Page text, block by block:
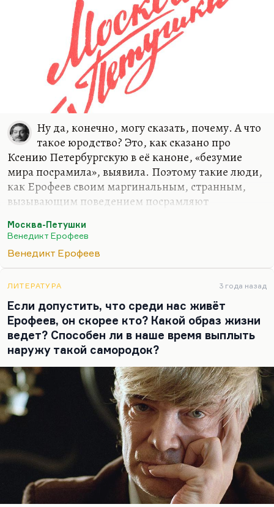
Ну да, конечно, могу сказать, почему. А что
такое юродство? Это, как сказано про
Ксению Петербургскую в её каноне, «безумие
мира посрамила», выявила. Поэтому такие люди,
как Ерофеев своим маргинальным, странным,
вызывающим поведением посрамляют
общественно полезного труда, такого поведения
конформного. Юродивый ведь потому и ведёт
себя с вызовом, оскорбительно, что он от
страха, ханжества, фарисейства. Юродивый – это
человек, отринувший страх, ведущий себя так,
как себя не ведут. Как Цветаева говорила:«Если
вам скажут, так никто не делает, отвечайте – а я
кто». В этом плане Ерофеев и его…
Москва-Петушки
Венедикт Ерофеев
Венедикт Ерофеев
ЛИТЕРАТУРА 3 года назад
Если допустить, что среди нас живёт
Ерофеев, он скорее кто? Какой образ жизни
ведет? Способен ли в наше время выплыть
наружу такой самородок?